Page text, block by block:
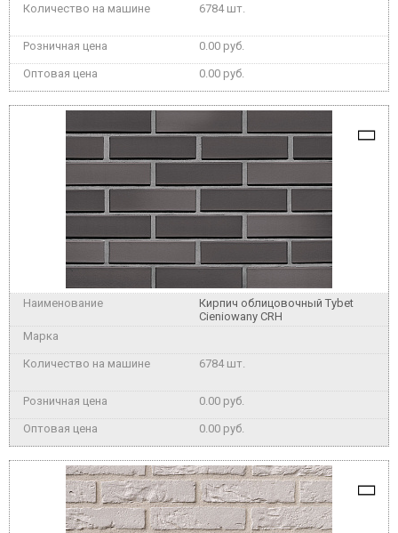
6784 шт.
0.00 руб.
0.00 руб.
Кирпич облицовочный Tybet
Cieniowany CRH
6784 шт.
0.00 руб.
0.00 руб.